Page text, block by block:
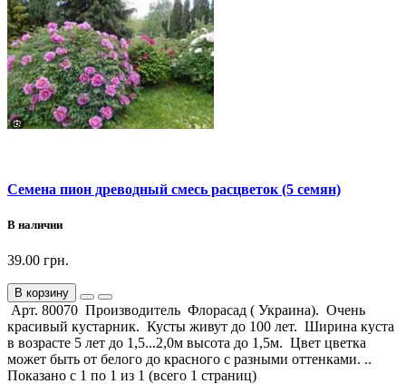
Семена пион древодный смесь расцветок (5 семян)
В наличии
39.00 грн.
В корзину
Арт. 80070 Производитель Флорасад ( Украина). Очень
красивый кустарник. Кусты живут до 100 лет. Ширина куста
в возрасте 5 лет до 1,5...2,0м высота до 1,5м. Цвет цветка
может быть от белого до красного с разными оттенками. ..
Показано с 1 по 1 из 1 (всего 1 страниц)